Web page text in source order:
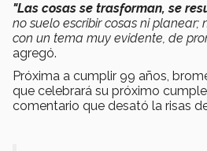
"Las cosas se trasforman, se
no suelo escribir cosas ni planear;
con un tema muy evidente, de
agregó.
Próxima a cumplir 99 años,
que celebrará su próximo
comentario que desató la risas